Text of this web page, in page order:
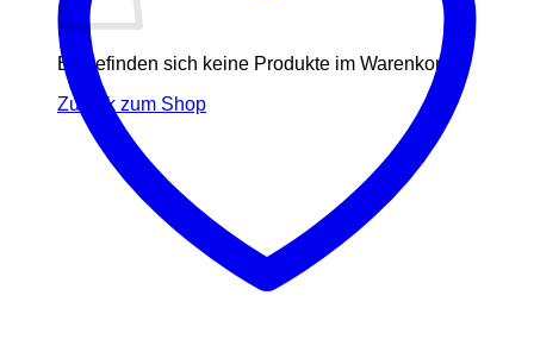
Es befinden sich keine Produkte im Warenkorb.
Zurück zum Shop